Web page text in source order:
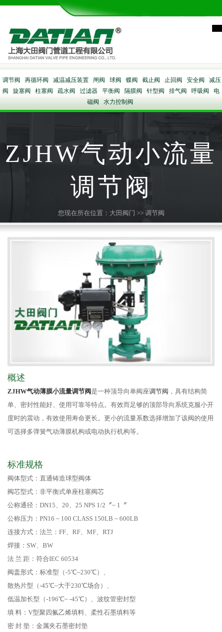
调节阀 再循环阀 减温减压装置 闸阀 球阀 蝶阀 截止阀 止回阀 安全阀
减压
阀
旋塞阀 柱塞阀 疏水阀 过滤器 平衡阀 隔膜阀 针型阀 排气阀 呼吸阀
电
磁阀
水力控制阀
ZJHW气动小流量
调节阀
您现在所在位置： 大田阀门 >> 调节阀
概述
ZJHW气动薄膜小流量调节阀是一种顶导向单阀座调节阀 ，具有结构简
单、密封性能好、使用可靠等特点。有效而足够的顶部导向系统克服小开
度时的震动，有效使用寿命更长。更小的流量系数选择增加了该阀的使用
可选择多弹簧气动薄膜机构或电动执行机构等。
标准规格
阀体型式：直通铸造球型阀体
阀芯型式：非平衡式单座柱塞阀芯
公称通径：DN15、20、25 NPS 1/2〞~ 1〞
公称压力：PN16 ~ 100 CLASS 150LB ~ 600LB
连接方式：法兰：FF、RF、MF、RTJ
焊接：SW、BW
法 兰 距：符合IEC 60534
阀盖形式：标准型（-5℃~230℃）、
散热片型（-45℃~大于230℃场合）、
低温加长型（-196℃~ -45℃）、波纹管密封型
填 料：V型聚四氟乙烯填料、柔性石墨填料等
密 封 垫：金属夹石墨密封垫